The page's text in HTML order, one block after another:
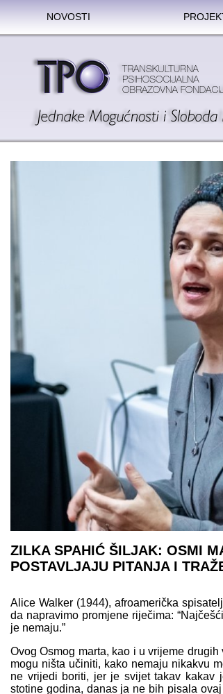
NOVOSTI
ZILKA SPAHIĆ ŠILJAK: OSMI
POSTAVLJAJU PITANJA I
Alice Walker (1944), afroamerička
da napravimo promjene riječima:
je nemaju.”
Ovog Osmog marta, kao i u vrijeme
mogu ništa učiniti, kako nemaju nikakvu
ne vrijedi boriti, jer je svijet takav kakav
stotine godina, danas ja ne bih pisala